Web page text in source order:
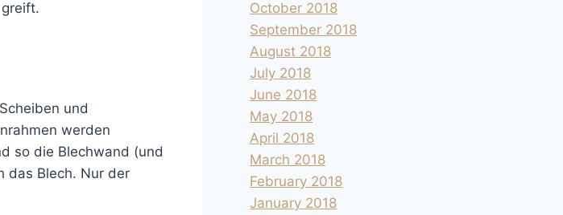
und
werden
so die Blechwand (und
das Blech. Nur der
October 2018
September 2018
August 2018
July 2018
June 2018
May 2018
April 2018
March 2018
February 2018
January 2018